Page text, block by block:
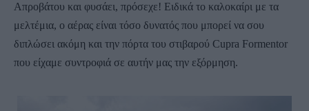
Απροβάτου και φυσάει, πρόσεχε! Ειδικά το καλοκαίρι με τα
μελτέμια, ο αέρας είναι τόσο δυνατός που μπορεί να σου
διπλώσει ακόμη και την πόρτα του στιβαρού Cupra Formentor
που είχαμε συντροφιά σε αυτήν μας την εξόρμηση.